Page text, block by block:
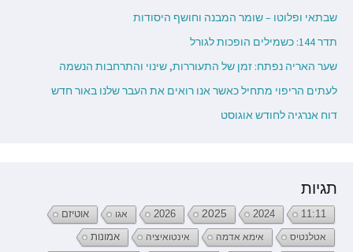
שבתאי ופלוטו – שומר המבנה וחושף היסודות
תדר 144: כשמילים הופכות לגורל
שער האריה נפתח: זמן של התעוררות, שינוי והתרחבות הנשמה
לעתים הריפוי מתחיל כאשר אנו רואים את העבר שלנו באור חדש
דוח אנרגיה לחודש אוגוסט
תגיות
11:11
2024
2025
2026 אגו אוטיזם
אטלנטיס אימא אדמה אינטואיציה אמונות